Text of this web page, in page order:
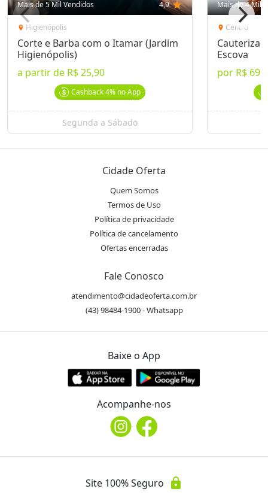
Mais de 5 Mil Vendidos 4,9 star
location_on Higienópolis
Corte e Barba com o Itamar (Jardim
Higienópolis)
a partir de R$ 25,90
Cashback4%no App
Segunda a Sábado
Mais de 4 Mil
location_on Centro
Escova
por R$
Cidade Oferta
Quem Somos
Termos de Uso
Política de privacidade
Política de cancelamento
Ofertas encerradas
Fale Conosco
atendimento@cidadeoferta.com.br
(43) 98484-1900 - Whatsapp
Baixe o App
Acompanhe-nos
Site 100% Seguro lock